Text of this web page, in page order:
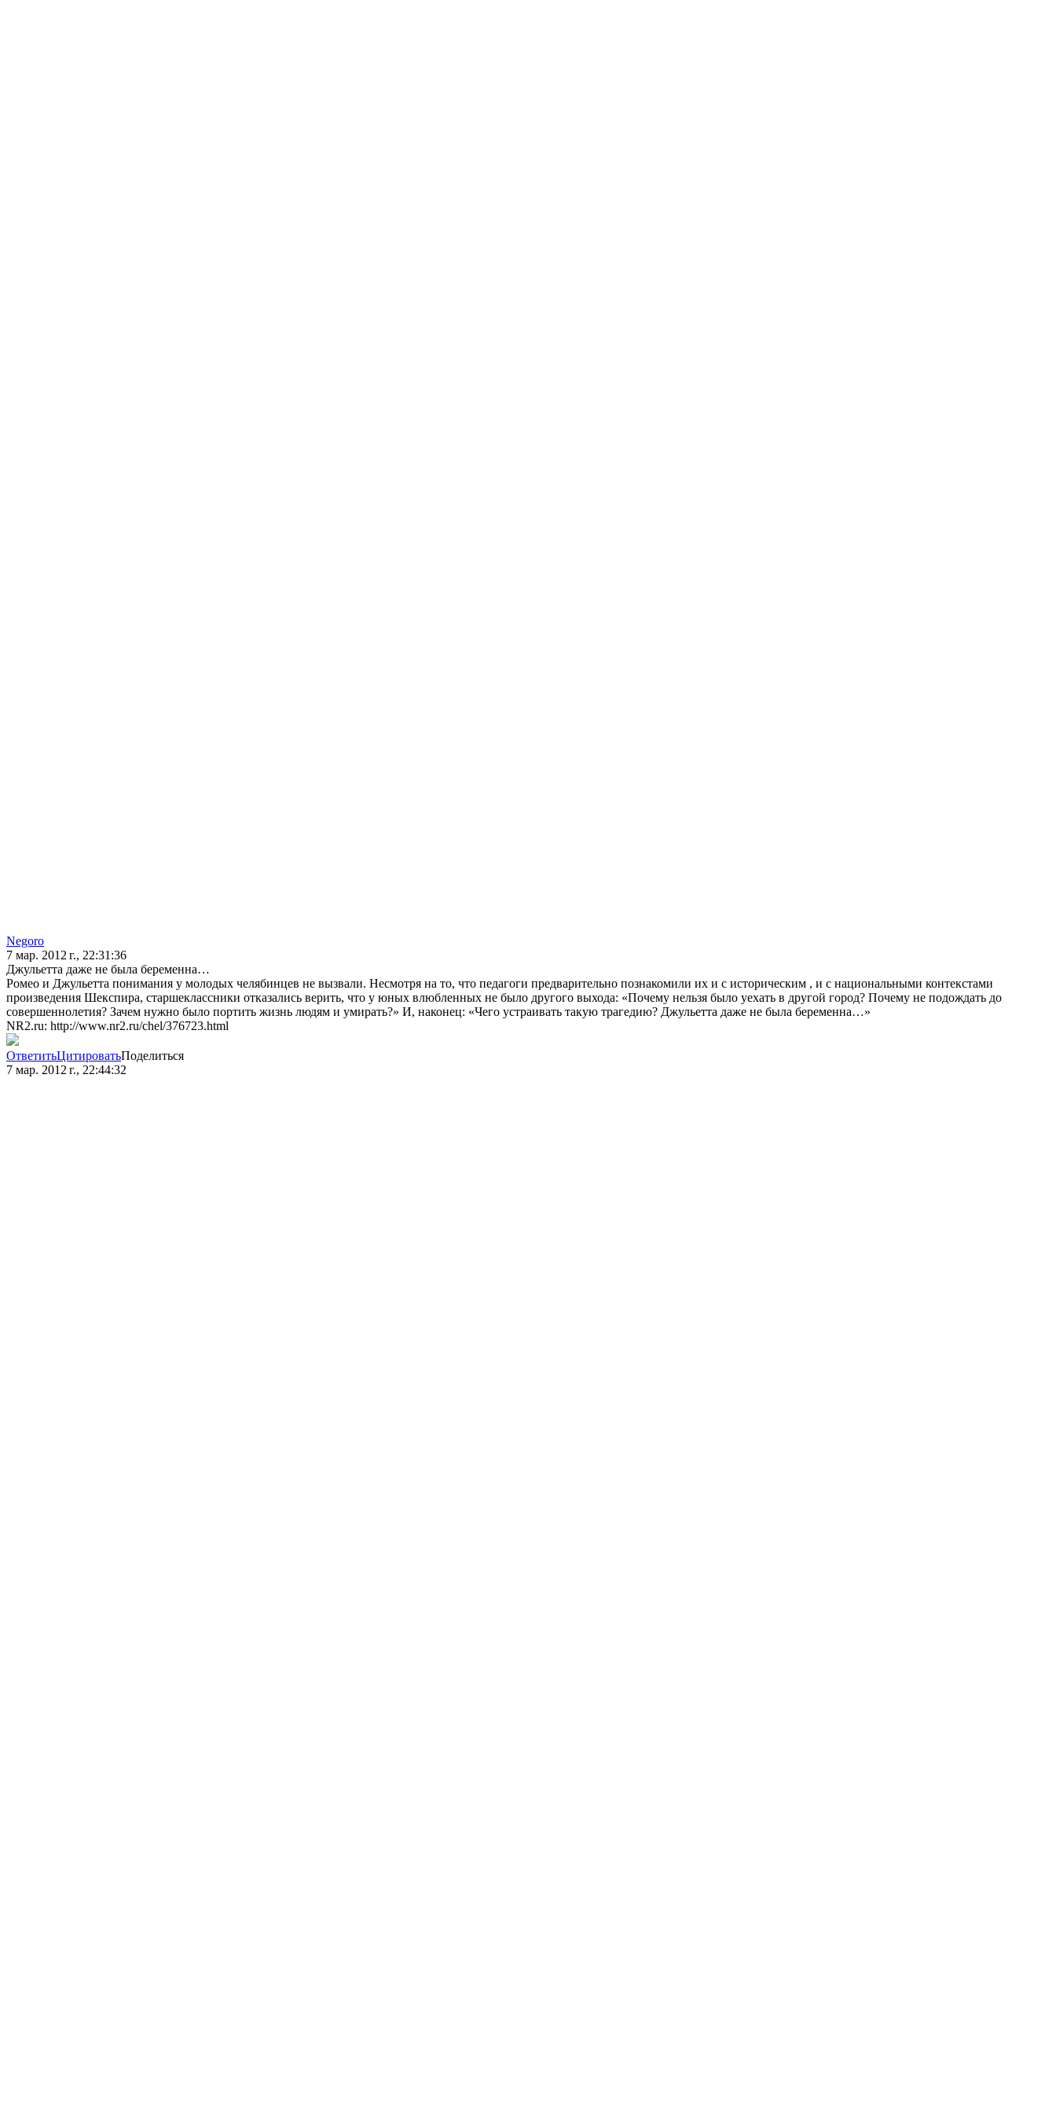
Negoro
7 мар. 2012 г., 22:31:36
Джульетта даже не была беременна…
Ромео и Джульетта понимания у молодых челябинцев не вызвали. Несмотря на то, что педагоги предварительно познакомили их и с историческим , и с национальными контекстами
произведения Шекспира, старшеклассники отказались верить, что у юных влюбленных не было другого выхода: «Почему нельзя было уехать в другой город? Почему не подождать до
совершеннолетия? Зачем нужно было портить жизнь людям и умирать?» И, наконец: «Чего устраивать такую трагедию? Джульетта даже не была беременна…»
NR2.ru: http://www.nr2.ru/chel/376723.html
ОтветитьЦитироватьПоделиться
7 мар. 2012 г., 22:44:32